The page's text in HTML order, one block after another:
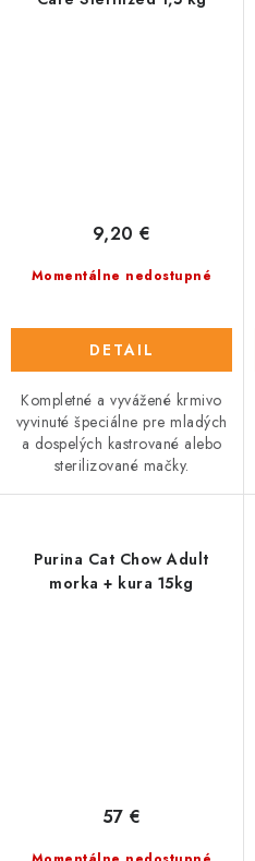
Momentálne nedostupné
9,20 €
DETAIL
Kompletné a vyvážené krmivo
vyvinuté špeciálne pre mladých
a dospelých kastrované alebo
sterilizované mačky.
Purina Cat Chow Adult
morka + kura 15kg
57 €